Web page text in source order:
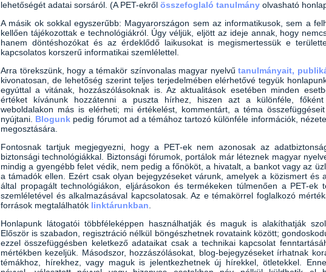
lehetőségét adatai sorsáról. (A PET-ekről összefoglaló tanulmány olvasható
A másik ok sokkal egyszerűbb: Magyarországon sem az informatikusok, sem a
kellően tájékozottak e technológiákról. Úgy véljük, eljött az ideje annak, hogy
hanem döntéshozókat és az érdeklődő laikusokat is megismertessük e
kapcsolatos korszerű informatikai szemlélettel.
Arra törekszünk, hogy a témakör színvonalas magyar nyelvű tanulmányait,
kivonatosan, de lehetőség szerint teljes terjedelmében elérhetővé tegyük
egyúttal a vitának, hozzászólásoknak is. Az aktualitások esetében minden
értéket kívánunk hozzátenni a puszta hírhez, hiszen azt a különféle,
weboldalakon más is elérheti; mi értékelést, kommentárt, a téma
nyújtani. Blogunk pedig fórumot ad a témához tartozó különféle információk,
megosztására.
Fontosnak tartjuk megjegyezni, hogy a PET-ek nem azonosak az
biztonsági technológiákkal. Biztonsági fórumok, portálok már léteznek magyar
mindig a gyengébb felet védik, nem pedig a főnököt, a hivatalt, a bankot vagy az
a támadók ellen. Ezért csak olyan bejegyzéseket várunk, amelyek a közismert és
által propagált technológiákon, eljárásokon és termékeken túlmenően a PET-ek
szemléletével és alkalmazásával kapcsolatosak. Az e témakörrel foglalkozó
források megtalálhatók linktárunkban
Honlapunk látogatói többféleképpen használhatják és maguk is alakíthatják
Először is szabadon, regisztráció nélkül böngészhetnek rovataink között;
ezzel összefüggésben keletkező adataikat csak a technikai kapcsolat
mértékben kezeljük. Másodszor, hozzászólásokat, blog-bejegyzéseket írhatnak
témákhoz, hírekhez, vagy maguk is jelentkezhetnek új hírekkel, ötletekkel.